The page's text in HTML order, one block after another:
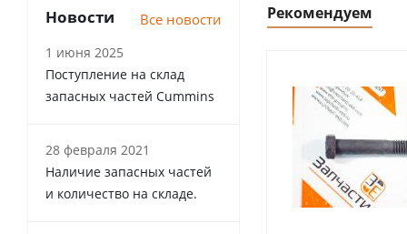
Рекомендуем
Новости Все новости
1 июня 2025
Поступление на склад
запасных частей Cummins
28 февраля 2021
Наличие запасных частей
и количество на складе.